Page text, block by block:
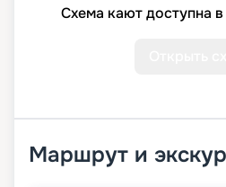
Схема кают доступна
Маршрут и